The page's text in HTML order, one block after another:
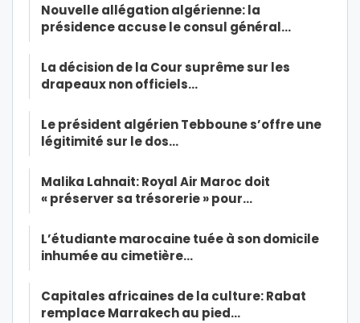
Nouvelle allégation algérienne: la
présidence accuse le consul général…
La décision de la Cour suprême sur les
drapeaux non officiels…
Le président algérien Tebboune s’offre une
légitimité sur le dos…
Malika Lahnait: Royal Air Maroc doit
« préserver sa trésorerie » pour…
L’étudiante marocaine tuée à son domicile
inhumée au cimetière…
Capitales africaines de la culture: Rabat
remplace Marrakech au pied…